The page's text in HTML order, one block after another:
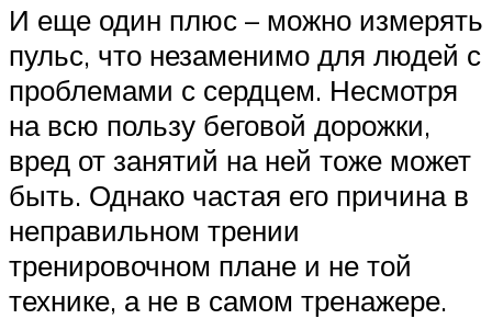
И еще один плюс – можно измерять
пульс, что незаменимо для людей с
проблемами с сердцем. Несмотря
на всю пользу беговой дорожки,
вред от занятий на ней тоже может
быть. Однако частая его причина в
неправильном трении
тренировочном плане и не той
технике, а не в самом тренажере.